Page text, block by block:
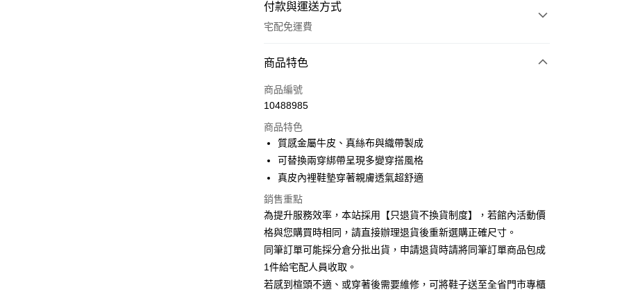
付款與運送方式
宅配免運費
付款方式
信用卡一次付款
3 期 0 利率 每期NT$560
合作金庫商業銀行
第一商業銀行
華南商業銀行
彰化商業銀行
國泰世華商業銀行
臺灣中小企業銀行
台中商業銀行
匯豐（台灣）商業銀行
華泰商業銀行
聯邦商業銀行
遠東國際商業銀行
玉山商業銀行
台新國際商業銀行
中國信託商業銀行
6 期 0 利率 每期NT$280
合作金庫商業銀行
第一商業銀行
華南商業銀行
上海商業儲蓄銀行
國泰世華商業銀行
兆豐國際商業銀行
臺灣中小企業銀行
台中商業銀行
匯豐（台灣）商業銀行
華泰商業銀行
聯邦商業銀行
元大商業銀行
永豐商業銀行
12 期 0 利率 每期NT$140
合作金庫商業銀行
華南商業銀行
彰化商業銀行
上海商業儲蓄銀行
台北富邦商業銀行
臺灣中小企業銀行
台中商業銀行
匯豐（台灣）商業銀行
聯邦商業銀行
遠東國際商業銀行
LINE Pay
Apple Pay
街口支付
悠遊付
商品特色
商品編號
10488985
商品特色
質感金屬牛皮、真絲布與織帶製成
可替換兩穿綁帶呈現多變穿搭風格
真皮內裡鞋墊穿著親膚透氣超舒適
銷售重點
為提升服務效率，本站採用【只退貨不換貨制度】，若館內活動價
格與您購買時相同，請直接辦理退貨後重新選購正確尺寸。
同筆訂單可能採分倉分批出貨，申請退貨時請將同筆訂單商品包成
1件給宅配人員收取。
若感到楦頭不適、或穿著後需要維修，可將鞋子送至全省門市專櫃